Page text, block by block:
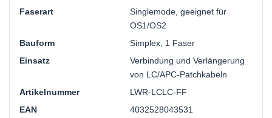
Faserart
Singlemode, geeignet für
OS1/OS2
Bauform
Simplex, 1 Faser
Einsatz
Verbindung und Verlängerung
von LC/APC-Patchkabeln
Artikelnummer
LWR-LCLC-FF
EAN
4032528043531